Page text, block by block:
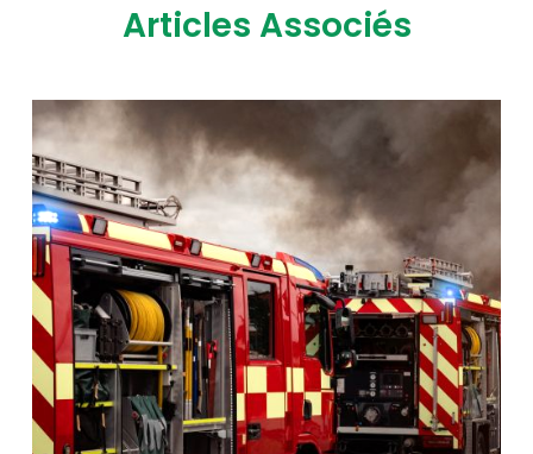
Articles Associés